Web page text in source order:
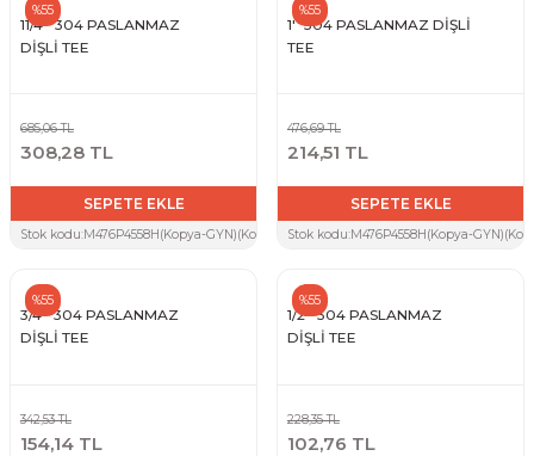
11/4'' 304 PASLANMAZ
DİŞLİ TEE
%55
685,06 TL
308,28 TL
SEPETE EKLE
Stok kodu:M476P4558H(Kopya-GYN)(Kopya-S9T)(Kopya-7UW)
1'' 304 PASLANMAZ DİŞLİ
TEE
%55
476,69 TL
214,51 TL
SEPETE EKLE
Stok kodu:M476P4558H(Kopya-
3/4'' 304 PASLANMAZ
DİŞLİ TEE
%55
342,53 TL
154,14 TL
1/2'' 304 PASLANMAZ
DİŞLİ TEE
%55
228,35 TL
102,76 TL